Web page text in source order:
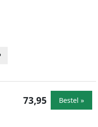
73,95 Bestel »